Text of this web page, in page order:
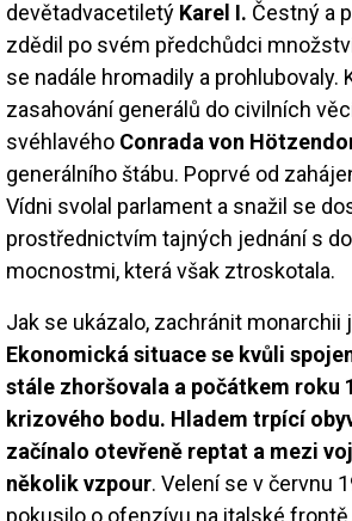
devětadvacetiletý Karel I. Čestný a
zdědil po svém předchůdci
se nadále hromadily a prohlubovaly.
zasahování generálů do civilních
svéhlavého Conrada von
generálního štábu. Poprvé od
Vídni svolal parlament a snažil se
prostřednictvím tajných jednání s
mocnostmi, která však ztroskotala.
Jak se ukázalo, zachránit monarchii
Ekonomická situace se kvůli
stále zhoršovala a počátkem roku
krizového bodu. Hladem trpící
začínalo otevřeně reptat a mezi
několik vzpour. Velení se v červnu
pokusilo o ofenzívu na italské